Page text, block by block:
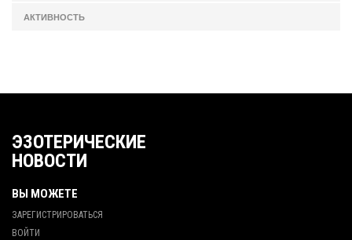
АКТИВНОСТЬ
ЭЗОТЕРИЧЕСКИЕ
НОВОСТИ
ВЫ МОЖЕТЕ
ЗАРЕГИСТРИРОВАТЬСЯ
ВОЙТИ